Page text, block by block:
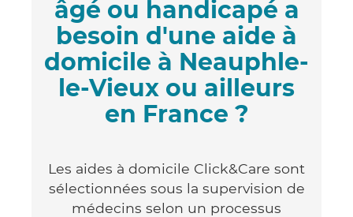
âgé ou handicapé a
besoin d'une aide à
domicile à Neauphle-
le-Vieux ou ailleurs
en France ?
Les aides à domicile Click&Care sont
sélectionnées sous la supervision de
médecins selon un processus